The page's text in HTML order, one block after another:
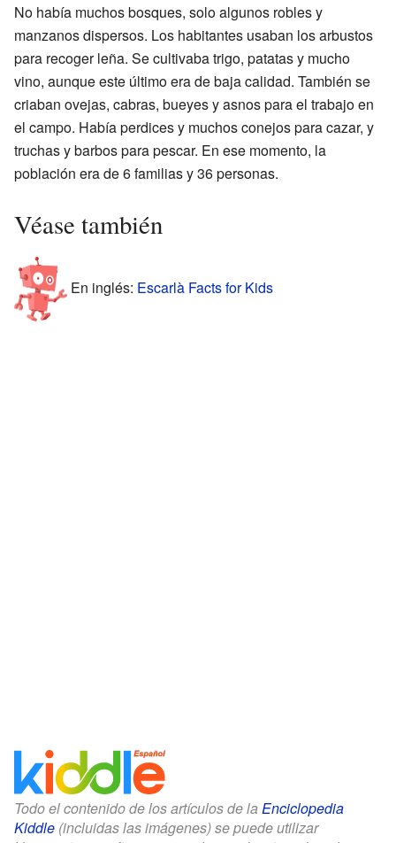
No había muchos bosques, solo algunos robles y
manzanos dispersos. Los habitantes usaban los arbustos
para recoger leña. Se cultivaba trigo, patatas y mucho
vino, aunque este último era de baja calidad. También se
criaban ovejas, cabras, bueyes y asnos para el trabajo en
el campo. Había perdices y muchos conejos para cazar, y
truchas y barbos para pescar. En ese momento, la
población era de 6 familias y 36 personas.
Véase también
En inglés: Escarlà Facts for Kids
Todo el contenido de los artículos de la Enciclopedia
Kiddle (incluidas las imágenes) se puede utilizar